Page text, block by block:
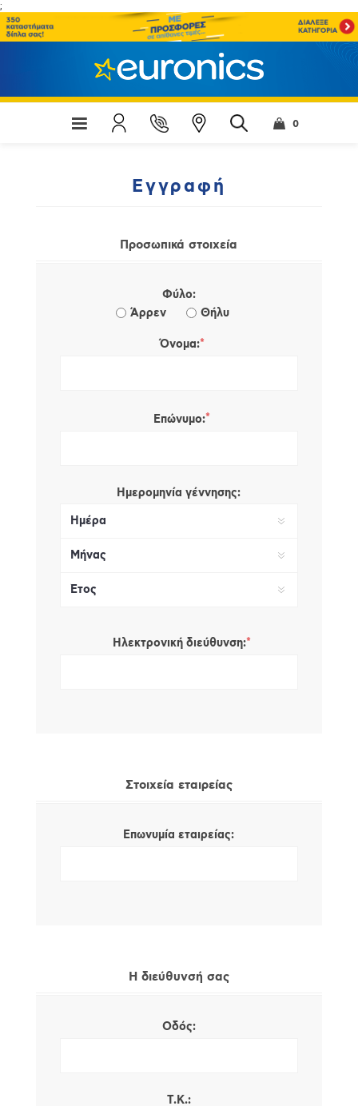
;
0
Εγγραφή
Προσωπικά στοιχεία
Φύλο:
Άρρεν
Θήλυ
Όνομα:*
Επώνυμο:*
Ημερομηνία γέννησης:
Ηλεκτρονική διεύθυνση:*
Στοιχεία εταιρείας
Επωνυμία εταιρείας:
Η διεύθυνσή σας
Οδός:
Τ.Κ.: